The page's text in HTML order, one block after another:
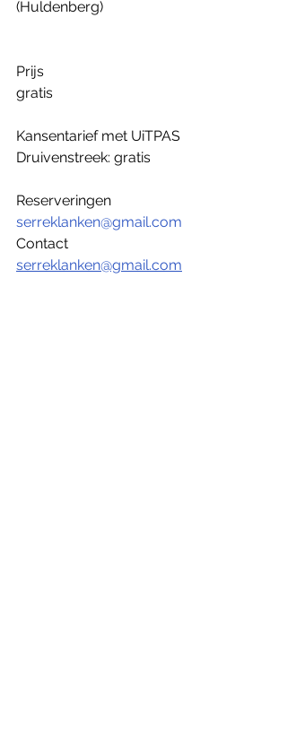
(Huldenberg)
Prijs
gratis
Kansentarief met UiTPAS
Druivenstreek: gratis
Reserveringen
serreklanken@gmail.com
Contact
serreklanken@gmail.com